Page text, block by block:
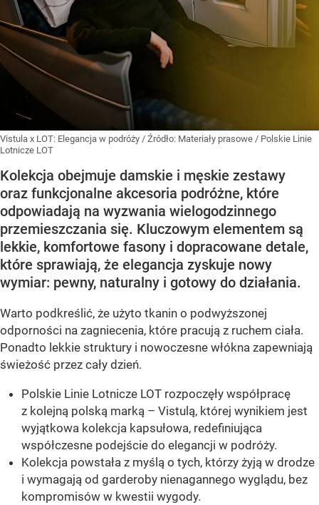
Vistula x LOT: Elegancja w podróży / Źródło: Materiały prasowe / Polskie Linie
Lotnicze LOT
Kolekcja obejmuje damskie i męskie zestawy
oraz funkcjonalne akcesoria podróżne, które
odpowiadają na wyzwania wielogodzinnego
przemieszczania się. Kluczowym elementem są
lekkie, komfortowe fasony i dopracowane detale,
które sprawiają, że elegancja zyskuje nowy
wymiar: pewny, naturalny i gotowy do działania.
Warto podkreślić, że użyto tkanin o podwyższonej
odporności na zagniecenia, które pracują z ruchem ciała.
Ponadto lekkie struktury i nowoczesne włókna zapewniają
świeżość przez cały dzień.
Polskie Linie Lotnicze LOT rozpoczęły współpracę
z kolejną polską marką – Vistulą, której wynikiem jest
wyjątkowa kolekcja kapsułowa, redefiniująca
współczesne podejście do elegancji w podróży.
Kolekcja powstała z myślą o tych, którzy żyją w drodze
i wymagają od garderoby nienagannego wyglądu, bez
kompromisów w kwestii wygody.